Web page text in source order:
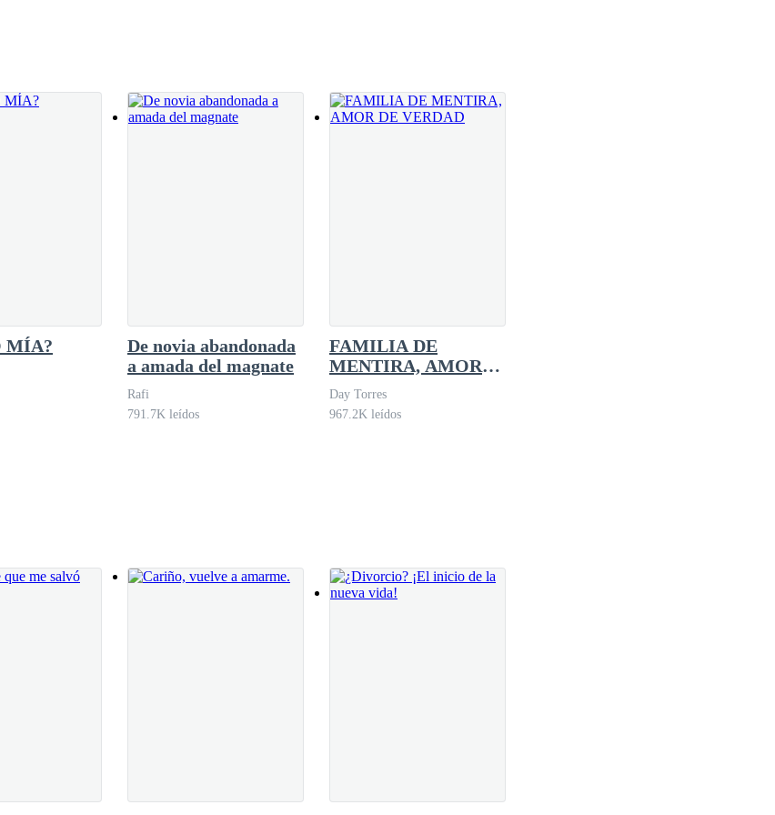
MÍA?
De novia abandonada
a amada del magnate
Rafi
791.7K leídos
FAMILIA DE
MENTIRA, AMOR
DE VERDAD
Day Torres
967.2K leídos